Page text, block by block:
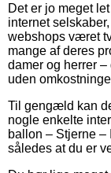
Det er jo meget
internet
webshops været
mange af deres
damer og herrer
uden
Til gengæld kan
nogle enkelte
ballon – Stjerne –
således at du er